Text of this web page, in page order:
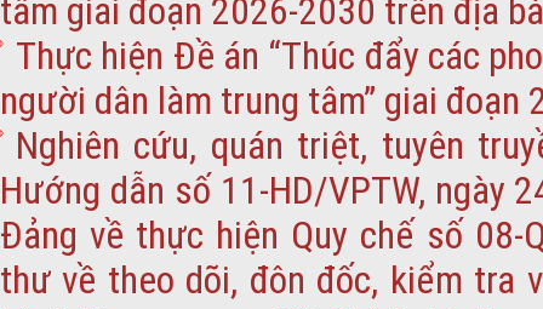
tâm giai đoạn 2026-2030 trên địa
Thực hiện Đề án “Thúc đẩy các
người dân làm trung tâm” giai
Nghiên cứu, quán triệt, tuyên
Hướng dẫn số 11-HD/VPTW, ngày
Đảng về thực hiện Quy chế số 08-
thư về theo dõi, đôn đốc, kiểm tra